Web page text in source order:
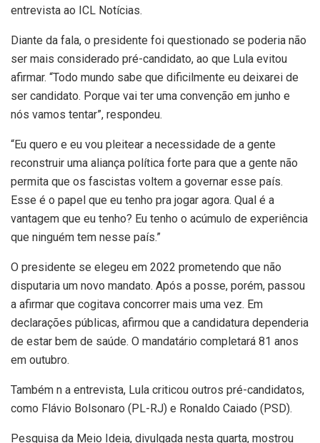
entrevista ao ICL Notícias.
Diante da fala, o presidente foi questionado se poderia não
ser mais considerado pré-candidato, ao que Lula evitou
afirmar. “Todo mundo sabe que dificilmente eu deixarei de
ser candidato. Porque vai ter uma convenção em junho e
nós vamos tentar”, respondeu.
“Eu quero e eu vou pleitear a necessidade de a gente
reconstruir uma aliança política forte para que a gente não
permita que os fascistas voltem a governar esse país.
Esse é o papel que eu tenho pra jogar agora. Qual é a
vantagem que eu tenho? Eu tenho o acúmulo de experiência
que ninguém tem nesse país.”
O presidente se elegeu em 2022 prometendo que não
disputaria um novo mandato. Após a posse, porém, passou
a afirmar que cogitava concorrer mais uma vez. Em
declarações públicas, afirmou que a candidatura dependeria
de estar bem de saúde. O mandatário completará 81 anos
em outubro.
Também n a entrevista, Lula criticou outros pré-candidatos,
como Flávio Bolsonaro (PL-RJ) e Ronaldo Caiado (PSD).
Pesquisa da Meio Ideia, divulgada nesta quarta, mostrou